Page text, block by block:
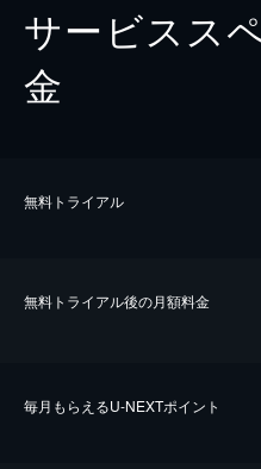
サービスス
金
無料トライアル
無料トライアル後の⽉額料金
毎⽉もらえるU-NEXTポイント